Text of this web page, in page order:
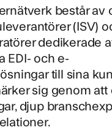
består av
(ISV)
dedikerade
EDI- och e-
till sina
sig genom att
djup